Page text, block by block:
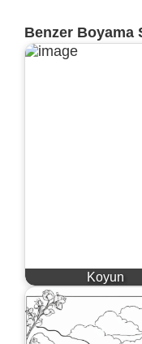
Benzer Boyama
Koyun